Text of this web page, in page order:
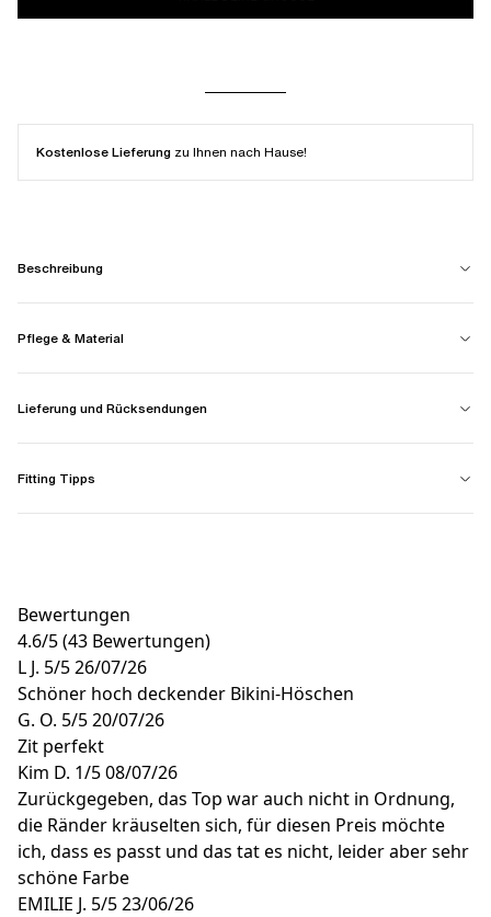
Kostenlose Lieferung zu Ihnen nach Hause!
Beschreibung
Pflege & Material
Lieferung und Rücksendungen
Fitting Tipps
Bewertungen
4.6/5(43 Bewertungen)
L J. 5/526/07/26
Schöner hoch deckender Bikini-Höschen
G. O. 5/520/07/26
Zit perfekt
Kim D. 1/508/07/26
Zurückgegeben, das Top war auch nicht in Ordnung,
die Ränder kräuselten sich, für diesen Preis möchte
ich, dass es passt und das tat es nicht, leider aber sehr
schöne Farbe
EMILIE J. 5/523/06/26